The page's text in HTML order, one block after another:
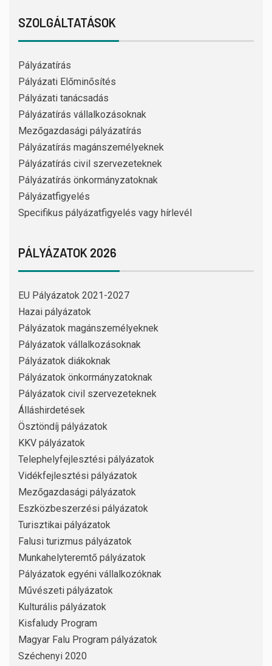
SZOLGÁLTATÁSOK
Pályázatírás
Pályázati Előminősítés
Pályázati tanácsadás
Pályázatírás vállalkozásoknak
Mezőgazdasági pályázatírás
Pályázatírás magánszemélyeknek
Pályázatírás civil szervezeteknek
Pályázatírás önkormányzatoknak
Pályázatfigyelés
Specifikus pályázatfigyelés vagy hírlevél
PÁLYÁZATOK 2026
EU Pályázatok 2021-2027
Hazai pályázatok
Pályázatok magánszemélyeknek
Pályázatok vállalkozásoknak
Pályázatok diákoknak
Pályázatok önkormányzatoknak
Pályázatok civil szervezeteknek
Álláshirdetések
Ösztöndíj pályázatok
KKV pályázatok
Telephelyfejlesztési pályázatok
Vidékfejlesztési pályázatok
Mezőgazdasági pályázatok
Eszközbeszerzési pályázatok
Turisztikai pályázatok
Falusi turizmus pályázatok
Munkahelyteremtő pályázatok
Pályázatok egyéni vállalkozóknak
Művészeti pályázatok
Kulturális pályázatok
Kisfaludy Program
Magyar Falu Program pályázatok
Széchenyi 2020